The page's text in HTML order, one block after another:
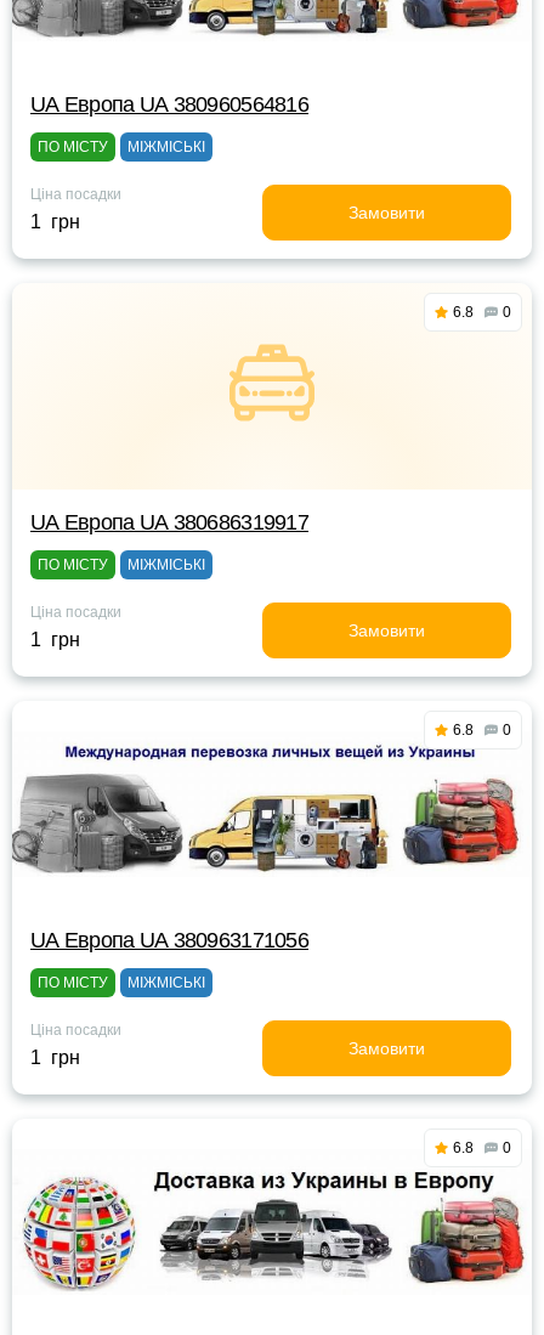
UА Европа UА 380960564816
ПО МІСТУ МІЖМІСЬКІ
Ціна посадки
1 грн Замовити
6.8 0
UА Европа UА 380686319917
ПО МІСТУ МІЖМІСЬКІ
Ціна посадки
1 грн Замовити
6.8 0
UА Европа UА 380963171056
ПО МІСТУ МІЖМІСЬКІ
Ціна посадки
1 грн Замовити
6.8 0